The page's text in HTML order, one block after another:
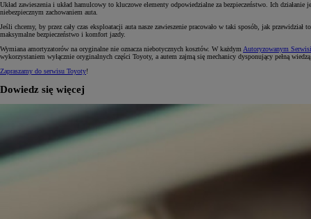
Układ zawieszenia i układ hamulcowy to kluczowe elementy odpowiedzialne za bezpieczeństwo. Ich
niebezpiecznym zachowaniem auta.
Jeśli chcemy, by przez cały czas eksploatacji auta nasze zawieszenie pracowało w taki sposób, jak
maksymalne bezpieczeństwo i komfort jazdy.
Wymiana amortyzatorów na oryginalne nie oznacza niebotycznych kosztów. W każdymAutoryzowanym
wykorzystaniem wyłącznie oryginalnych części Toyoty, a autem zajmą się mechanicy dysponujący pełną
Zapraszamy do serwisu Toyoty!
Dowiedz się więcej